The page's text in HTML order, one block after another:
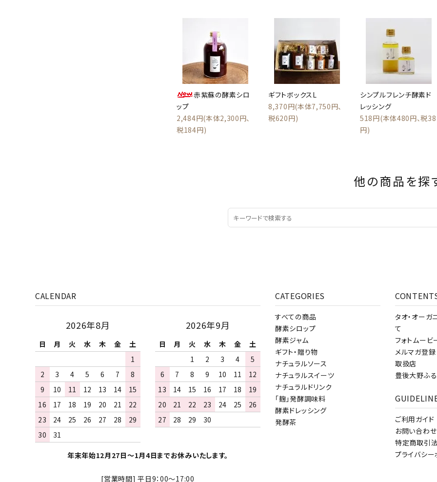
赤紫蘇の酵素シロ
ップ
2,484円(本体2,300円、
税184円)
ギフトボックスL
8,370円(本体7,750円、
税620円)
シンプルフレンチ酵素ド
レッシング
518円(本体480円、税38
円)
他の商品を探
CALENDAR
2026年8月
日 月 火 水 木 金
土
1
2
3 4 5 6 7
8
9
10 11 12 13 14
15
16
17 18 19 20 21
22
23
24 25 26 27 28
29
30
31
2026年9月
日 月 火 水 木 金
土
1
2 3 4
5
6
7 8 9 10 11
12
13
14 15 16 17 18
19
20
21 22 23 24 25
26
27
28 29 30
年末年始12月27日～1月4日までお休みいたします。
[営業時間] 平日9：00～17:00
CATEGORIES
すべての商品
酵素シロップ
酵素ジャム
ギフト・贈り物
ナチュラルソース
ナチュラルスイーツ
ナチュラルドリンク
「麹」発酵調味料
酵素ドレッシング
発酵茶
タオ・オーガ
て
フォトムービ
メルマガ登録
取扱店
豊後大野ふ
ご利用ガイド
お問い合わせ
特定商取引
プライバシー